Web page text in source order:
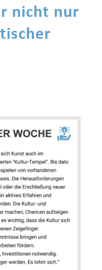
nicht nur